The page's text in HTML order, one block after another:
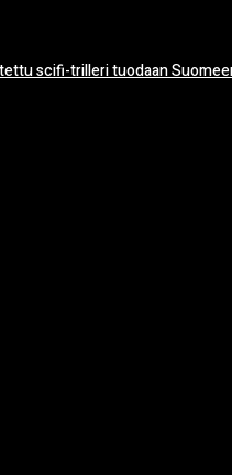
scifi-trilleri tuodaan